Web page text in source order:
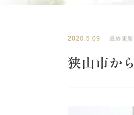
そ写真館ブロ
2020.5.09 最終更
狭山市か